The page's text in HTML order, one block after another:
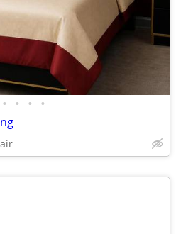
• • • •